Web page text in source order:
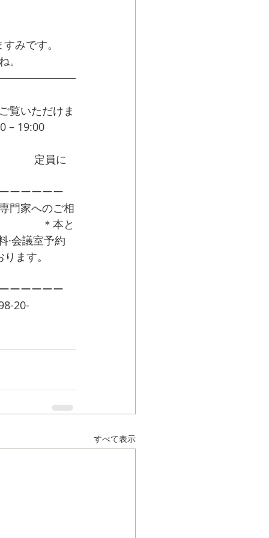
みです。
。
覧いただけま
– 19:00
定員に
ーーーーー
門家へのご相
　　　＊本と
·会議室予約
ます。
ーーーーー
20-
すべて表示